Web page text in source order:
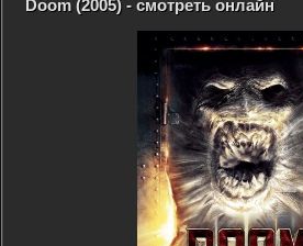
Doom (2005) - смотреть онлайн